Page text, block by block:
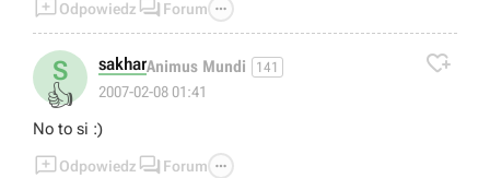
przedmiotów unikalnych, które znajdziemy przy ciałach
trupów i w skrzyniach. często zdarza się, że autor w ogóle
nie wspomina o innej możliwości przejścia questa(m.in.
sytuajca z magiem, który udaje emisariusza issaniego).
wasz inny poradnik do Neverwinter Nights: Hordes of the
Underdark był o wiele leszpy i za ten zapłaciłem,
ponieważ myślałem, iż otrzymam taką samą jakość, a się
Odpowiedz  Forum 
S
👍
sakharAnimus Mundi 141
2007-02-08 01:41

No to si :)
Odpowiedz  Forum 